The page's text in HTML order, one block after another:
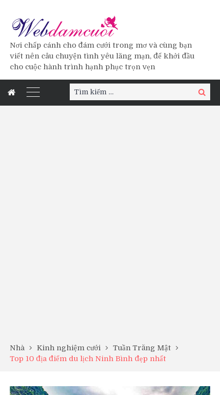
Nơi chấp cánh cho đám cưới trong mơ và cùng bạn
viết nên câu chuyện tình yêu lãng mạn, để khởi đầu
cho cuộc hành trình hạnh phục trọn vẹn
Tìm
kiếm:
Tìm
kiếm
Nhà Kinh nghiệm cưới
Tuần Trăng Mật
Top 10 địa điểm du lịch Ninh Bình đẹp nhất